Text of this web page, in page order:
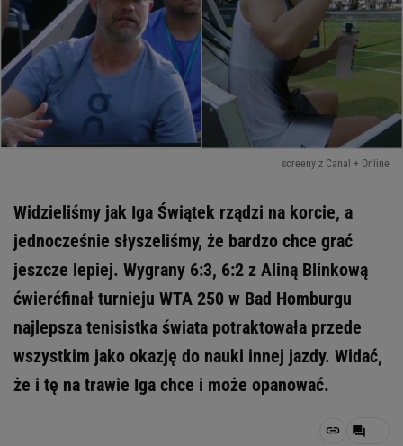
screeny z Canal + Online
Widzieliśmy jak Iga Świątek rządzi na korcie, a
jednocześnie słyszeliśmy, że bardzo chce grać
jeszcze lepiej. Wygrany 6:3, 6:2 z Aliną Blinkową
ćwierćfinał turnieju WTA 250 w Bad Homburgu
najlepsza tenisistka świata potraktowała przede
wszystkim jako okazję do nauki innej jazdy. Widać,
że i tę na trawie Iga chce i może opanować.